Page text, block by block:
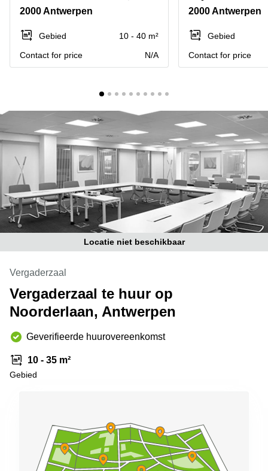
huren
Elsene
Brugge
Herentals
Aalst
ruimtes te
Gent
huren in
Gent
Handelspand
te huur in
Hasselt
Location
centre
d'affaires
à Mons
virtueel
kantoor in
Antwerpen
Vergaderzaal
huren in
Antwerpen
commerciaux
à louer en
Niklaas
2000 Antwerpen
Gebied
10 - 40 m²
Contact for price
N/A
2000 Antwerpen
Gebied
Contact for price
Locatie niet beschikbaar
Vergaderzaal
Vergaderzaal te huur op
Noorderlaan, Antwerpen
Geverifieerde huurovereenkomst
10 - 35 m²
Gebied